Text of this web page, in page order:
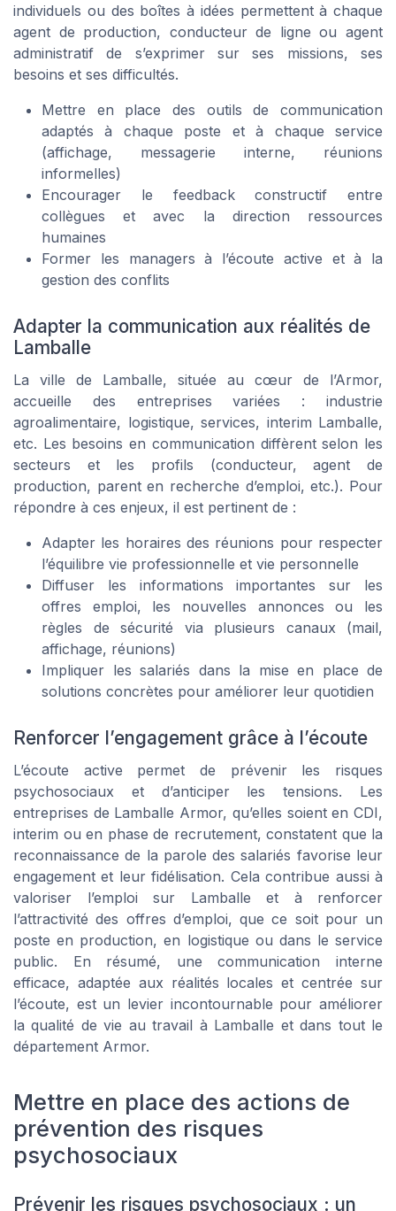
individuels ou des boîtes à idées permettent à chaque
agent de production, conducteur de ligne ou agent
administratif de s’exprimer sur ses missions, ses
besoins et ses difficultés.
Mettre en place des outils de communication
adaptés à chaque poste et à chaque service
(affichage, messagerie interne, réunions
informelles)
Encourager le feedback constructif entre
collègues et avec la direction ressources
humaines
Former les managers à l’écoute active et à la
gestion des conflits
Adapter la communication aux réalités de
Lamballe
La ville de Lamballe, située au cœur de l’Armor,
accueille des entreprises variées : industrie
agroalimentaire, logistique, services, interim Lamballe,
etc. Les besoins en communication diffèrent selon les
secteurs et les profils (conducteur, agent de
production, parent en recherche d’emploi, etc.). Pour
répondre à ces enjeux, il est pertinent de :
Adapter les horaires des réunions pour respecter
l’équilibre vie professionnelle et vie personnelle
Diffuser les informations importantes sur les
offres emploi, les nouvelles annonces ou les
règles de sécurité via plusieurs canaux (mail,
affichage, réunions)
Impliquer les salariés dans la mise en place de
solutions concrètes pour améliorer leur quotidien
Renforcer l’engagement grâce à l’écoute
L’écoute active permet de prévenir les risques
psychosociaux et d’anticiper les tensions. Les
entreprises de Lamballe Armor, qu’elles soient en CDI,
interim ou en phase de recrutement, constatent que la
reconnaissance de la parole des salariés favorise leur
engagement et leur fidélisation. Cela contribue aussi à
valoriser l’emploi sur Lamballe et à renforcer
l’attractivité des offres d’emploi, que ce soit pour un
poste en production, en logistique ou dans le service
public. En résumé, une communication interne
efficace, adaptée aux réalités locales et centrée sur
l’écoute, est un levier incontournable pour améliorer
la qualité de vie au travail à Lamballe et dans tout le
département Armor.
Mettre en place des actions de
prévention des risques
psychosociaux
Prévenir les risques psychosociaux : un